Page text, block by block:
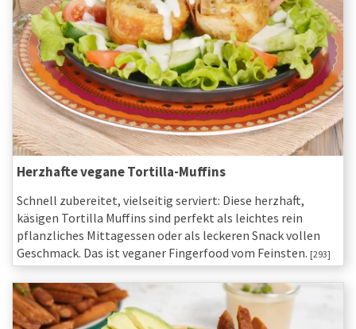
Herzhafte vegane Tortilla-Muffins
Schnell zubereitet, vielseitig serviert: Diese herzhaft,
käsigen Tortilla Muffins sind perfekt als leichtes rein
pflanzliches Mittagessen oder als leckeren Snack vollen
Geschmack. Das ist veganer Fingerfood vom Feinsten. [293]